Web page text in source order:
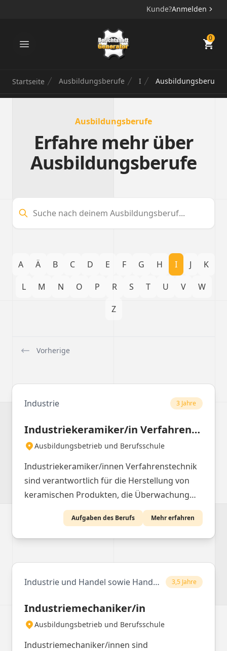
Kunde?Anmelden
Berichtsheft Generator 0
Startseite Ausbildungsberufe I Ausbildungsberufe
Ausbildungsberufe
Erfahre mehr über
Ausbildungsberufe
A Ä B C D E F G H I J
K
L
M N O P R S T U V
W
Z
Vorherige
Industrie 3 Jahre
Industriekeramiker/in Verfahrenstechnik
Ausbildungsbetrieb und Berufsschule
Industriekeramiker/innen Verfahrenstechnik
sind verantwortlich für die Herstellung von
keramischen Produkten, die Überwachung
der Qualität und die Optimierung der
Produktionsverfahren.
Aufgaben des Berufs Mehr erfahren
Industrie und Handel sowie Handwerk 3,5 Jahre
Industriemechaniker/in
Ausbildungsbetrieb und Berufsschule
Industriemechaniker/innen sind